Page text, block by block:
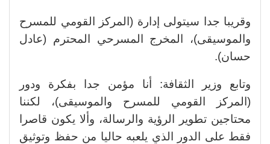
وقريبا جدا سيتولى إدارة (المركز القومي للمسرح
والموسيقى)، المخرج المسرحي المحترم (عادل
حسان).
وتابع وزير الثقافة: أنا مؤمن جدا بفكرة ودور
(المركز القومي للمسرح والموسيقى)، لكننا
محتاجين تطوير الرؤية والرسالة، وألا يكون قاصرا
فقط على الدور الذي يلعبه حاليا من حفظ وتوثيق